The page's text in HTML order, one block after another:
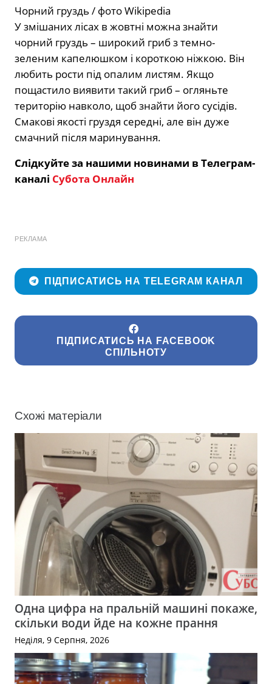
Чорний груздь / фото Wikipedia
У змішаних лісах в жовтні можна знайти
чорний груздь – широкий гриб з темно-
зеленим капелюшком і короткою ніжкою. Він
любить рости під опалим листям. Якщо
пощастило виявити такий гриб – огляньте
територію навколо, щоб знайти його сусідів.
Смакові якості груздя середні, але він дуже
смачний після маринування.
Слідкуйте за нашими новинами в Телеграм-
каналі Субота Онлайн
РЕКЛАМА
ПІДПИСАТИСЬ НА TELEGRAM КАНАЛ
ПІДПИСАТИСЬ НА FACEBOOK
СПІЛЬНОТУ
Схожі матеріали
Одна цифра на пральній машині покаже,
скільки води йде на кожне прання
Неділя, 9 Серпня, 2026